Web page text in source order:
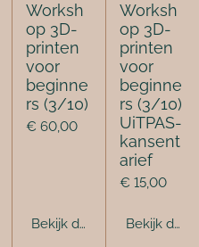
Worksh
op 3D-
printen
voor
beginne
rs (3/10)
€ 60,00
Bekijk details
Worksh
op 3D-
printen
voor
beginne
rs (3/10)
UiTPAS-
kansent
arief
€ 15,00
Bekijk details